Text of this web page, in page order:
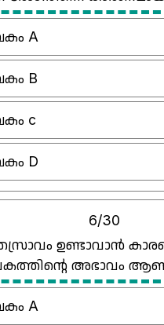
A
B
c
D
6/30
ഉണ്ടാവാൻ
അഭാവം
A